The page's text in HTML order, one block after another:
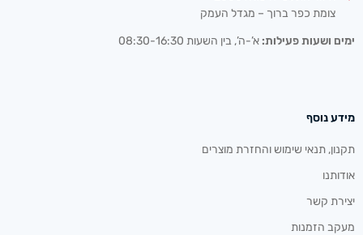
צומת כפר ברוך – מגדל העמק
ימים ושעות פעילות: א’-ה’, בין השעות 08:30-16:30
מידע נוסף
תקנון, תנאי שימוש והחזרת מוצרים
אודותנו
יצירת קשר
מעקב הזמנות